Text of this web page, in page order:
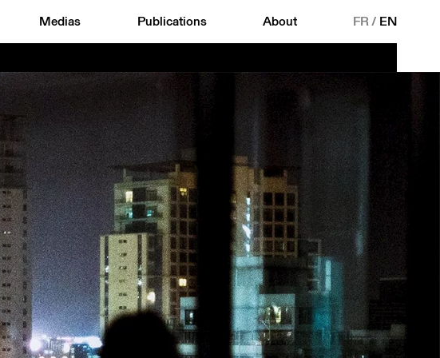
Medias Publications About FR/ EN